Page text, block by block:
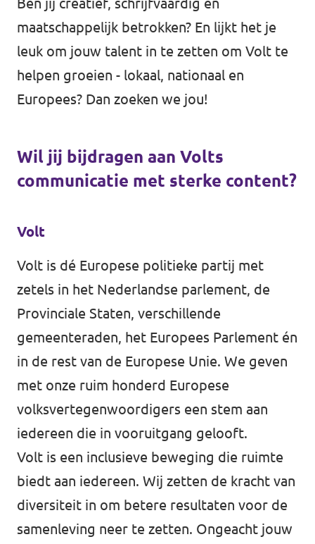
Volt Drenthe
Volt Fryslân
Volt Provincie Utrecht
...alle Volt provincies
Agenda
Doneer
Word actief
Doneer
Werken bij Volt
Sprekersaanvraag
Volt There - Buitenlandstichting Volt
Charge - Wetenschappelijk Platform Volt
maatschappelijk betrokken? En lijkt het je
leuk om jouw talent in te zetten om Volt te
helpen groeien - lokaal, nationaal en
Europees? Dan zoeken we jou!
Wil jij bijdragen aan Volts
communicatie met sterke content?
Volt
Volt is dé Europese politieke partij met
zetels in het Nederlandse parlement, de
Provinciale Staten, verschillende
gemeenteraden, het Europees Parlement én
in de rest van de Europese Unie. We geven
met onze ruim honderd Europese
volksvertegenwoordigers een stem aan
iedereen die in vooruitgang gelooft.
Volt is een inclusieve beweging die ruimte
biedt aan iedereen. Wij zetten de kracht van
diversiteit in om betere resultaten voor de
samenleving neer te zetten. Ongeacht jouw